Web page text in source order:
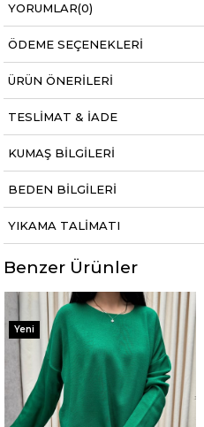
Manken ölçüleri ise;
Mankenimiz S beden giymiştir
Göğüs 83 cm
Bel 66 cm
Baldır 54 cm
Boy 1.73 cm
Kilo 53 kg dir.
YORUMLAR(0)
ÖDEME SEÇENEKLERI
ÜRÜN ÖNERILERI
TESLIMAT & İADE
KUMAŞ BILGILERI
BEDEN BILGILERI
YIKAMA TALIMATI
Benzer Ürünler
Yeni